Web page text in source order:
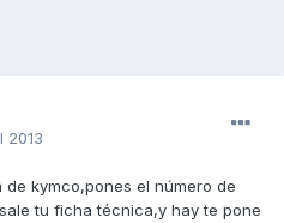
2013
kymco,pones el número de
tu ficha técnica,y hay te pone